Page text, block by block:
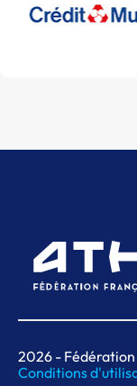
2026 -
Conditions